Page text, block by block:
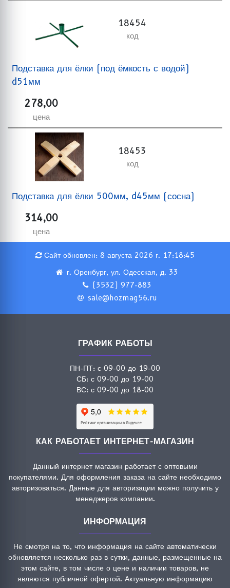
18454
код
Подставка для ёлки (под ёмкость с водой)
d51мм
278,00
цена
18453
код
Подставка для ёлки 500мм, d45мм (сосна)
314,00
цена
Сайт обновлен: 8 августа 2026 г. 17:18:45
г. Оренбург, ул. Одесская, д. 33
(3532) 977-883
sale@hozmag56.ru
ГРАФИК РАБОТЫ
ПН-ПТ: с 09-00 до 19-00
СБ: с 09-00 до 19-00
ВС: с 09-00 до 18-00
КАК РАБОТАЕТ ИНТЕРНЕТ-МАГАЗИН
Данный интернет магазин работает с оптовыми
покупателями. Для оформления заказа на сайте необходимо
авторизоваться. Данные для авторизации можно получить у
менеджеров компании.
ИНФОРМАЦИЯ
Не смотря на то, что информация на сайте автоматически
обновляется несколько раз в сутки, данные, размещенные на
этом сайте, в том числе о цене и наличии товаров, не
являются публичной офертой. Актуальную информацию